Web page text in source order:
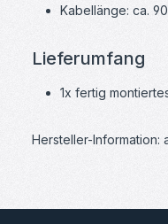
Kabellänge: ca.
Lieferumfang
1x fertig
Hersteller-Information: